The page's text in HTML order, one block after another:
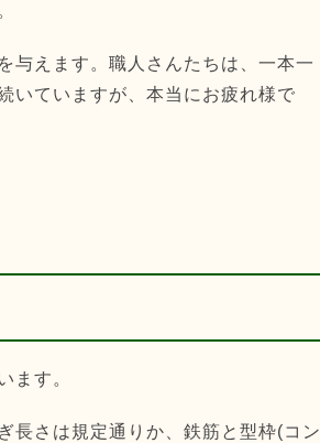
与えます。職人さんたちは、一本一
いていますが、本当にお疲れ様で
ます。
長さは規定通りか、鉄筋と型枠(コン